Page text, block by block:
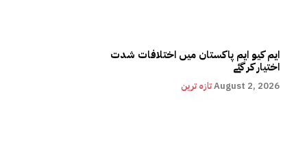
ایم کیو ایم پاکستان میں اختلافات شدت
اختیار کر گئے
تازہ ترینAugust 2, 2026